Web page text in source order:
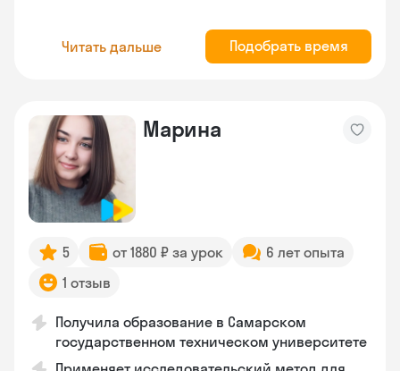
Читать дальше Подобрать время
Марина
5 от 1880 ₽ за урок
6 лет опыта
1 отзыв
Получила образование в Самарском
государственном техническом университете